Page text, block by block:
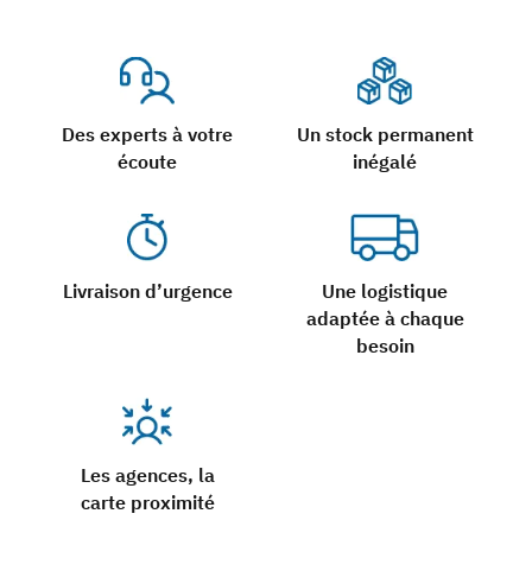
Des experts à votre
écoute
Un stock permanent
inégalé
Livraison d’urgence
Une logistique
adaptée à chaque
besoin
Les agences, la
carte proximité